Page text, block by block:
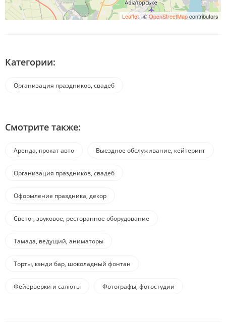
Leaflet| ©OpenStreetMapcontributors
Категории:
Организация праздников, свадеб
Смотрите также:
Аренда, прокат авто Выездное обслуживание, кейтеринг
Организация праздников, свадеб
Оформление праздника, декор
Свето-, звуковое, ресторанное оборудование
Тамада, ведущий, аниматоры
Торты, кэнди бар, шоколадный фонтан
Фейерверки и салюты Фотографы, фотостудии